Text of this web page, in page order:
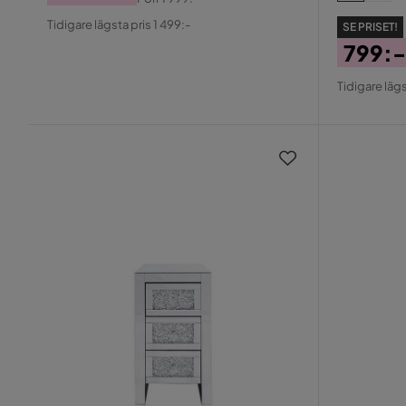
Pris
Original
Tidigare lägsta pris 1 499:-
SE PRISET!
Pris
799:-
Tidigare